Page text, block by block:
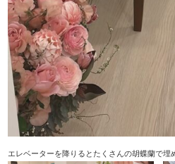
エレベーターを降りるとたくさんの胡蝶蘭で埋